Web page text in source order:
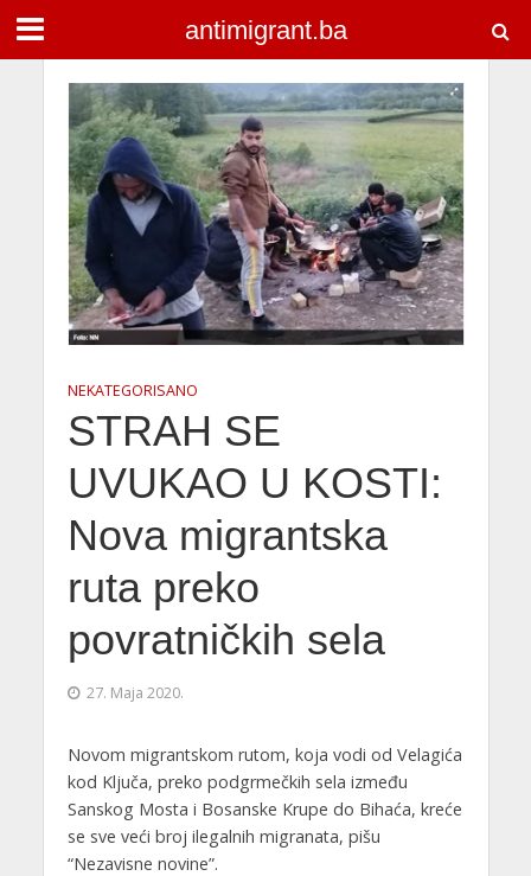
antimigrant.ba
NEKATEGORISANO
STRAH SE
UVUKAO U KOSTI:
Nova migrantska
ruta preko
povratničkih sela
27. Maja 2020.
Novom migrantskom rutom, koja vodi od Velagića
kod Ključa, preko podgrmečkih sela između
Sanskog Mosta i Bosanske Krupe do Bihaća, kreće
se sve veći broj ilegalnih migranata, pišu
“Nezavisne novine”.